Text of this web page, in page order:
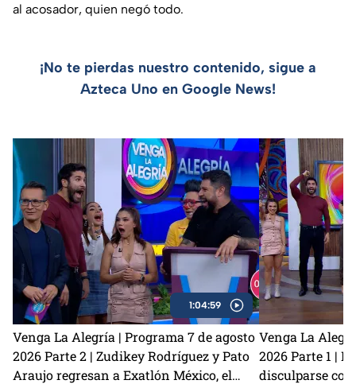
al acosador, quien negó todo.
¡No te pierdas nuestro contenido, sigue a
Azteca Uno en Google News!
1:04:59
Venga La Alegría | Programa 7 de agosto
2026 Parte 2 | Zudikey Rodríguez y Pato
Araujo regresan a Exatlón México, el
Venga La
2026 Parte 1 |
disculparse